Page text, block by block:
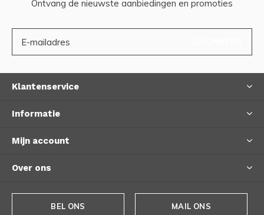
Ontvang de nieuwste aanbiedingen en promoties
Klantenservice
Informatie
Mijn account
Over ons
BEL ONS MAIL ONS